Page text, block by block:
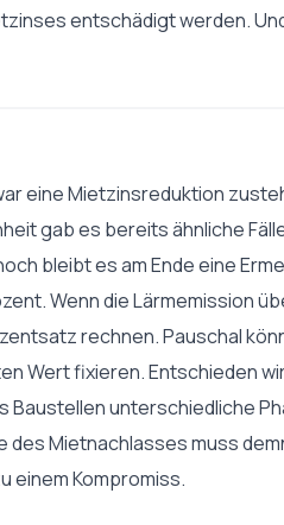
entschädigt werden.
eine Mietzinsreduktion
gab es bereits ähnliche
bleibt es am Ende eine
Wenn die Lärmemission
rechnen. Pauschal
Wert fixieren. Entschieden
unterschiedliche
Mietnachlasses muss
einem Kompromiss.